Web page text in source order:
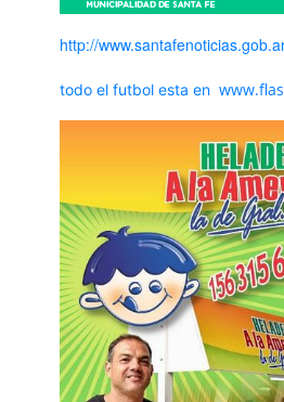
http://
todo el futbol esta en